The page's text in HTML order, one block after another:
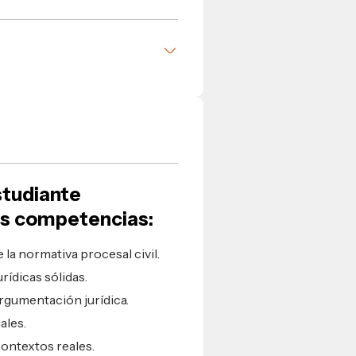
prendarias e
competencias:
normativa procesal civil.
sólidas.
jurídica.
reales.